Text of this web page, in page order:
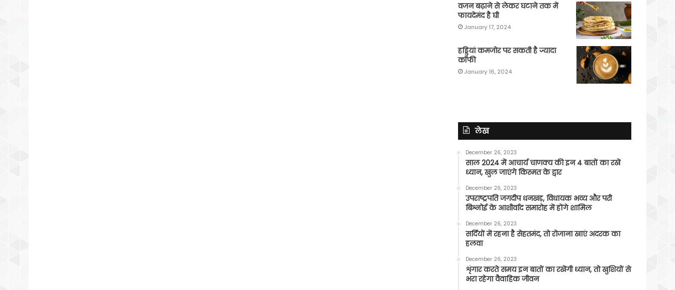
वजन बढ़ाने से लेकर घटाने तक में
फायदेमंद है घी
January 17, 2024
हड्डियां कमजोर पर सकती है ज्यादा
कॉफी
January 16, 2024
लेख
December 26, 2023
साल 2024 में आचार्य चाणक्य की इन 4 बातों का रखें
ध्यान, खुल जाएंगे किस्मत के द्वार
December 26, 2023
उपराष्ट्रपति जगदीप धनखड़, विधायक भव्य और परी
बिश्नोई के आशीर्वाद समारोह में होंगे शामिल
December 26, 2023
सर्दियों में रहना है सेहतमंद, तो रोजाना खाएं अदरक का
हलवा
December 26, 2023
शृंगार करते समय इन बातों का रखेंगी ध्यान, तो खुशियों से
भरा रहेगा वैवाहिक जीवन